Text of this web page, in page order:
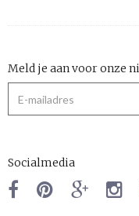
Meld je aan voor onze
Socialmedia